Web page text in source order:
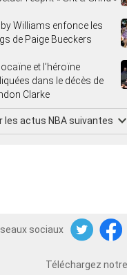
Williams enfonce les
de Paige Bueckers
et l’héroïne
dans le décès de
Clarke
les actus NBA suivantes
sociaux
TwitterFacebookInstagram
Téléchargez